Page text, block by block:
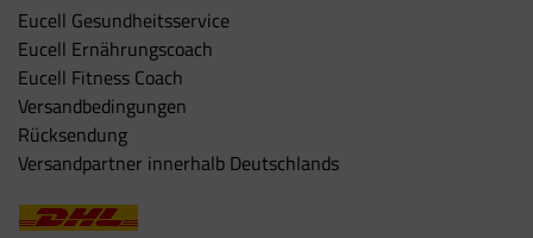
Eucell Gesundheitsservice
Eucell Ernährungscoach
Eucell Fitness Coach
Versandbedingungen
Rücksendung
Versandpartner innerhalb Deutschlands